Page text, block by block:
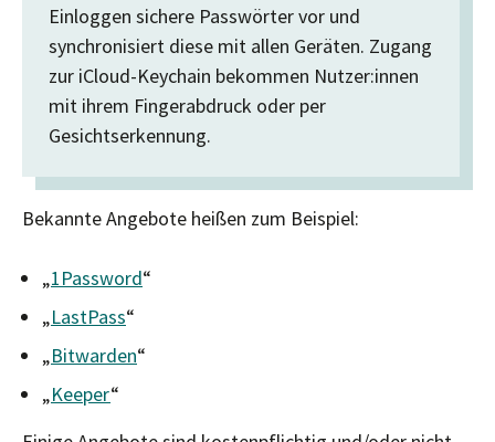
Einloggen sichere Passwörter vor und
synchronisiert diese mit allen Geräten. Zugang
zur iCloud-Keychain bekommen Nutzer:innen
mit ihrem Fingerabdruck oder per
Gesichtserkennung.
Bekannte Angebote heißen zum Beispiel:
„1Password“
„LastPass“
„Bitwarden“
„Keeper“